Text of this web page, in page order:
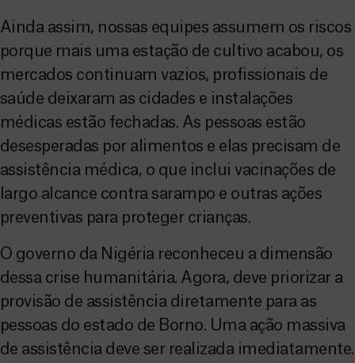
Ainda assim, nossas equipes assumem os riscos
porque mais uma estação de cultivo acabou, os
mercados continuam vazios, profissionais de
saúde deixaram as cidades e instalações
médicas estão fechadas. As pessoas estão
desesperadas por alimentos e elas precisam de
assistência médica, o que inclui vacinações de
largo alcance contra sarampo e outras ações
preventivas para proteger crianças.
O governo da Nigéria reconheceu a dimensão
dessa crise humanitária. Agora, deve priorizar a
provisão de assistência diretamente para as
pessoas do estado de Borno. Uma ação massiva
de assistência deve ser realizada imediatamente.